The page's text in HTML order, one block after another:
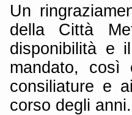
Un
della Città
disponibilità e
mandato, così
consiliature e
corso degli anni.